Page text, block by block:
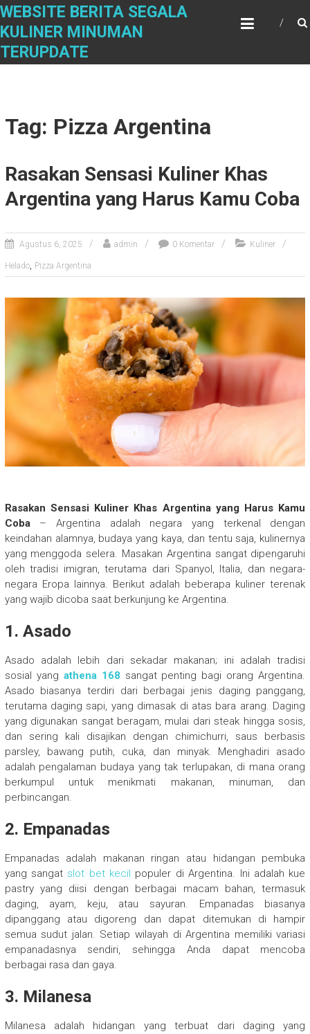
Skip
content
WEBSITE BERITA SEGALA
KULINER MINUMAN
TERUPDATE
Tag: Pizza Argentina
Rasakan Sensasi Kuliner Khas
Argentina yang Harus Kamu Coba
Agustus 6, 2025 admin 0 Komentar Kuliner
Helado, Pizza Argentina
Rasakan Sensasi Kuliner Khas Argentina yang Harus Kamu
Coba– Argentina adalah negara yang terkenal dengan
keindahan alamnya, budaya yang kaya, dan tentu saja, kulinernya
yang menggoda selera. Masakan Argentina sangat dipengaruhi
oleh tradisi imigran, terutama dari Spanyol, Italia, dan negara-
negara Eropa lainnya. Berikut adalah beberapa kuliner terenak
yang wajib dicoba saat berkunjung ke Argentina.
1. Asado
Asado adalah lebih dari sekadar makanan; ini adalah tradisi
sosial yang athena 168 sangat penting bagi orang Argentina.
Asado biasanya terdiri dari berbagai jenis daging panggang,
terutama daging sapi, yang dimasak di atas bara arang. Daging
yang digunakan sangat beragam, mulai dari steak hingga sosis,
dan sering kali disajikan dengan chimichurri, saus berbasis
parsley, bawang putih, cuka, dan minyak. Menghadiri asado
adalah pengalaman budaya yang tak terlupakan, di mana orang
berkumpul untuk menikmati makanan, minuman, dan
perbincangan.
2. Empanadas
Empanadas adalah makanan ringan atau hidangan pembuka
yang sangat slot bet kecil populer di Argentina. Ini adalah kue
pastry yang diisi dengan berbagai macam bahan, termasuk
daging, ayam, keju, atau sayuran. Empanadas biasanya
dipanggang atau digoreng dan dapat ditemukan di hampir
semua sudut jalan. Setiap wilayah di Argentina memiliki variasi
empanadasnya sendiri, sehingga Anda dapat mencoba
berbagai rasa dan gaya.
3. Milanesa
Milanesa adalah hidangan yang terbuat dari daging yang